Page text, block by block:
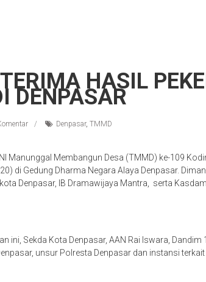
HASIL
DENPASAR
Denpasar, TMMD
Manunggal Membangun Desa (TMMD) ke-109
di Gedung Dharma Negara Alaya Denpasar.
Denpasar, IB Dramawijaya Mantra, serta Kasdam
ini, Sekda Kota Denpasar, AAN Rai Iswara, Dandim
unsur Polresta Denpasar dan instansi